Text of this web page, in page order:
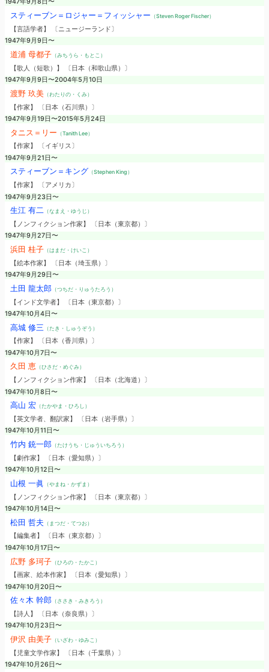
1947年9月8日〜
スティーブン＝ロジャー＝フィッシャー （Steven Roger Fischer）
【言語学者】 〔ニュージーランド〕
1947年9月9日〜
道浦 母都子（みちうら・もとこ）
【歌人（短歌）】 〔日本（和歌山県）〕
1947年9月9日〜2004年5月10日
渡野 玖美（わたりの・くみ）
【作家】 〔日本（石川県）〕
1947年9月19日〜2015年5月24日
タニス＝リー （Tanith Lee）
【作家】 〔イギリス〕
1947年9月21日〜
スティーブン＝キング （Stephen King）
【作家】 〔アメリカ〕
1947年9月23日〜
生江 有二（なまえ・ゆうじ）
【ノンフィクション作家】 〔日本（東京都）〕
1947年9月27日〜
浜田 桂子（はまだ・けいこ）
【絵本作家】 〔日本（埼玉県）〕
1947年9月29日〜
土田 龍太郎（つちだ・りゅうたろう）
【インド文学者】 〔日本（東京都）〕
1947年10月4日〜
高城 修三 （たき・しゅうぞう）
【作家】 〔日本（香川県）〕
1947年10月7日〜
久田 恵 （ひさだ・めぐみ）
【ノンフィクション作家】 〔日本（北海道）〕
1947年10月8日〜
高山 宏（たかやま・ひろし）
【英文学者、翻訳家】 〔日本（岩手県）〕
1947年10月11日〜
竹内 銃一郎（たけうち・じゅういちろう）
【劇作家】 〔日本（愛知県）〕
1947年10月12日〜
山根 一眞 （やまね・かずま）
【ノンフィクション作家】 〔日本（東京都）〕
1947年10月14日〜
松田 哲夫 （まつだ・てつお）
【編集者】 〔日本（東京都）〕
1947年10月17日〜
広野 多珂子（ひろの・たかこ）
【画家、絵本作家】 〔日本（愛知県）〕
1947年10月20日〜
佐々木 幹郎（ささき・みきろう）
【詩人】 〔日本（奈良県）〕
1947年10月23日〜
伊沢 由美子（いざわ・ゆみこ）
【児童文学作家】 〔日本（千葉県）〕
1947年10月26日〜